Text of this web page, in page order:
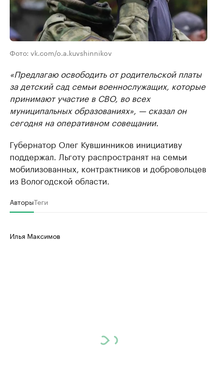
Фото: vk.com/o.a.kuvshinnikov
«Предлагаю освободить от родительской платы
за детский сад семьи военнослужащих, которые
принимают участие в СВО, во всех
муниципальных образованиях», — сказал он
сегодня на оперативном совещании.
Губернатор Олег Кувшинников инициативу
поддержал. Льготу распространят на семьи
мобилизованных, контрактников и добровольцев
из Вологодской области.
АвторыТеги
Илья Максимов